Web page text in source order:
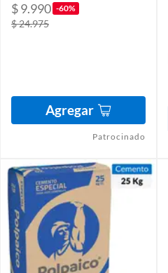
$ 9.990 -60%
$ 24.975
Agregar
Patrocinado